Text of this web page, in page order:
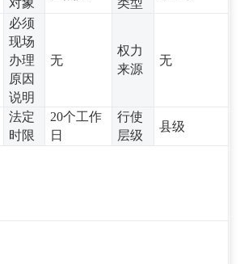
必须
现场
办理
原因
说明
无
权力
来源
无
法定
时限
20个工作
日
行使
层级
县级